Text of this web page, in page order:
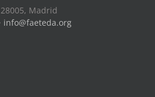
Madrid
info@faeteda.org